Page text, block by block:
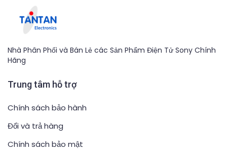
Nhà Phân Phối và Bán Lẻ các Sản Phẩm Điện Tử Sony Chính
Hãng
Trung tâm hỗ trợ
Chính sách bảo hành
Đổi và trả hàng
Chính sách bảo mật